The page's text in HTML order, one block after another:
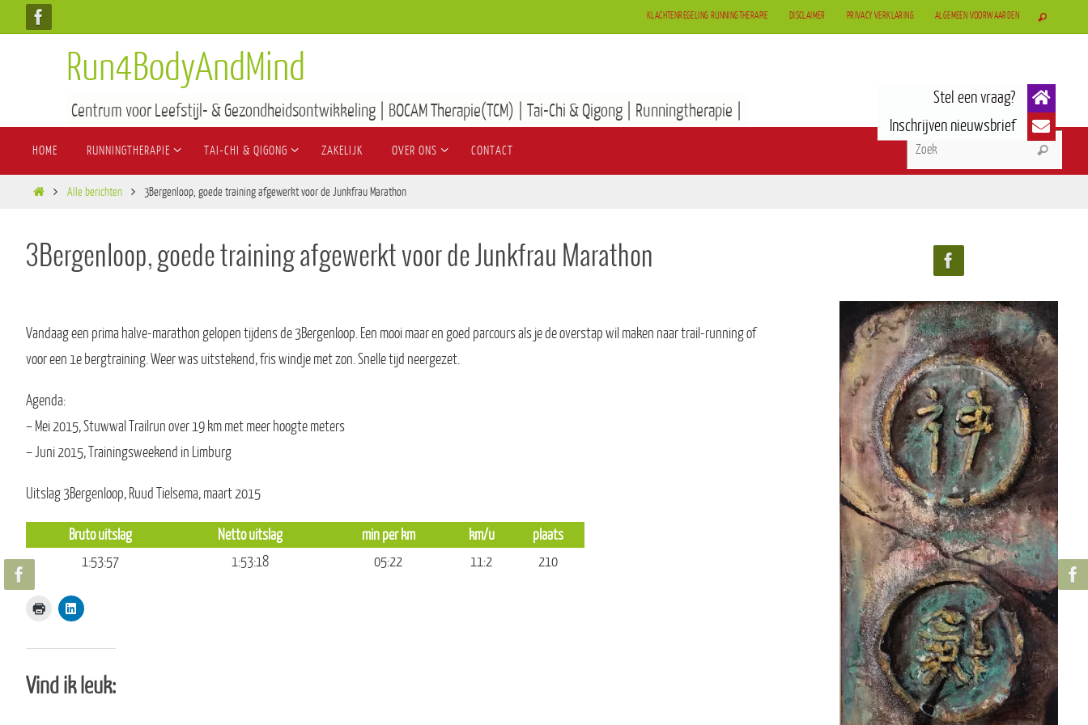
KLACHTENREGELING RUNNINGTHERAPIE DISCLAIMER PRIVACY VERKLARING ALGEMEEN VOORWAARDEN
Run4BodyAndMind
Centrum voor Leefstijl- & Gezondheidsontwikkeling | BOCAM Therapie(TCM) | Tai-Chi & Qigong | Runningtherapie |
HOME RUNNINGTHERAPIE TAI-CHI & QIGONG ZAKELIJK OVER ONS CONTACT
Alle berichten 3Bergenloop, goede training afgewerkt voor de Junkfrau Marathon
3Bergenloop, goede training afgewerkt voor de Junkfrau Marathon
Vandaag een prima halve-marathon gelopen tijdens de 3Bergenloop. Een mooi maar en goed parcours als je de overstap wil maken naar trail-running of
voor een 1e bergtraining. Weer was uitstekend, fris windje met zon. Snelle tijd neergezet.
Agenda:
– Mei 2015, Stuwwal Trailrun over 19 km met meer hoogte meters
– Juni 2015, Trainingsweekend in Limburg
Uitslag 3Bergenloop, Ruud Tielsema, maart 2015
Bruto uitslag Netto uitslag min per km km/u
plaats
1:53:57
1:53:18 05:22 11:2 210
Vind ik leuk: